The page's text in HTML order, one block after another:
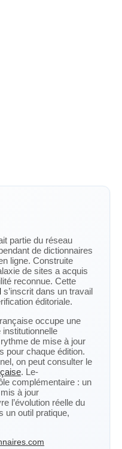
partie du réseau
de dictionnaires
ligne. Construite
de sites a acquis
reconnue. Cette
s’inscrit dans un travail
éditoriale.
occupe une
institutionnelle
de mise à jour
pour chaque édition.
on peut consulter le
. Le-
complémentaire : un
à jour
l’évolution réelle du
un outil pratique,